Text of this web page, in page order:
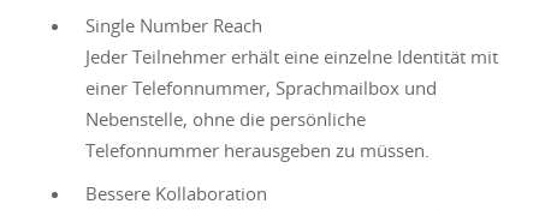
Single Number Reach
Jeder Teilnehmer erhält eine einzelne Identität mit
einer Telefonnummer, Sprachmailbox und
Nebenstelle, ohne die persönliche
Telefonnummer herausgeben zu müssen.
Bessere Kollaboration